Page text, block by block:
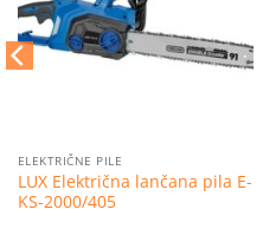
ELEKTRIČNE PILE
LUX Električna lančana pila E-
KS-2000/405